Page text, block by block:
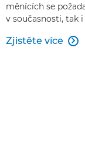
měnících se
v současnosti, tak
Zjistěte více 